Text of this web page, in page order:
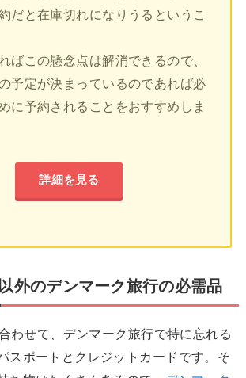
だと在庫切れになりうるというこ
ばこの懸念点は解消できるので、
予定が決まっているのであれば必
に予約されることをおすすめしま
詳細を見る
外のデンマーク旅行の必需品
わせて、デンマーク旅行で特に忘れる
スポートとクレジットカードです。そ